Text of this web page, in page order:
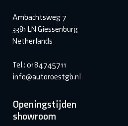
Ambachtsweg 7
3381 LN Giessenburg
Netherlands
Tel.: 0184745711
info@autoroestgb.nl
Openingstijden
showroom